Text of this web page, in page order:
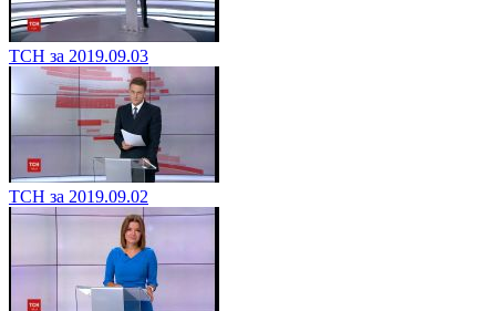
ТСН за 2019.09.03
ТСН за 2019.09.02